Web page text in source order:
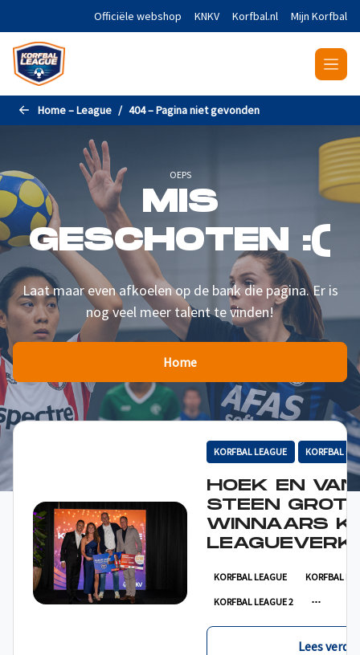
Naar de hoofdinhoud gaanOfficiële webshop KNKV Korfbal.nl Mijn Korfbal
Home – League 404 – Pagina niet gevonden
OEPS
MIS
GESCHOTEN :(
Laat maar even afkoelen op de bank die pagina. Er is
nog veel meer talent te vinden!
Home
KORFBAL LEAGUE KORFBAL
HOEK EN VAN
STEEN
WINNAARS
KORFBAL LEAGUE KORFBAL
KORFBAL LEAGUE 2
Lees verder